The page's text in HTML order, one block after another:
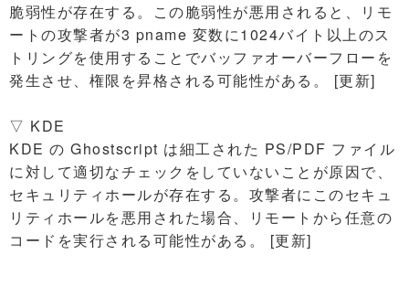
脆弱性が存在する。この脆弱性が悪用されると、リモ
ートの攻撃者が3 pname 変数に1024バイト以上のス
トリングを使用することでバッファオーバーフローを
発生させ、権限を昇格される可能性がある。 [更新]
▽ KDE
KDE の Ghostscript は細工された PS/PDF ファイル
に対して適切なチェックをしていないことが原因で、
セキュリティホールが存在する。攻撃者にこのセキュ
リティホールを悪用された場合、リモートから任意の
コードを実行される可能性がある。 [更新]